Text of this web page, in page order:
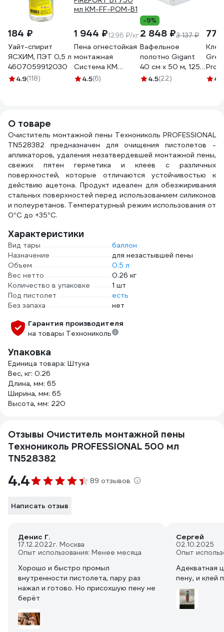
184 ₽
Уайт-спирит
ЯСХИМ, ПЭТ 0,5 л
4607059912030
4.9(118)
1 944 ₽1296 ₽/кг
Пена огнестойкая
монтажная
Система КМ
FIREFORT B1 750
4.5(6)
-9%
2 848 ₽3 137 ₽
Вафельное
полотно Gigant
40 см х 50 м, 125
г/м2 GVL-200
4.5(22) 4.5
О товаре
Очиститель монтажной пены Технониколь PROFESSIONAL
TN528382 предназначен для очищения пистолетов -
апликаторов, удаления незатвердевшей монтажной пены,
свежих пятен герметика и клеев с различных
поверхностей, которые отличаются устойчивостью к
действию ацетона. Продукт идеален для обезжиривания
стальных поверхностей перед использованием силиконов
и полеуретанов. Температурный режим использования от
0°С до +35°С.
Характеристики
Вид тары
баллон
Назначение
для незастывшей пены
Объем
0.5 л
Вес нетто
0.26 кг
Количество в упаковке
1 шт
Под пистолет
есть
Без запаха
нет
Гарантия производителя
на товары Технониколь
Упаковка
Единица товара: Штука
Вес, кг: 0.26
Длина, мм: 65
Ширина, мм: 65
Высота, мм: 220
Отзывы Очиститель монтажной пены
Технониколь PROFESSIONAL 500 мл
TN528382
4.4 89 отзывов
Написать отзыв
Денис Г.
17.12.2022г. Москва
Опыт использования: Менее месяца
Хорошо и быстро промыл
внутренности пистолета, пару раз
нажал и готово. Но присохшую пену не
берёт
Сергей
02.10.2025
Опыт
Адекватная
пену, и клей